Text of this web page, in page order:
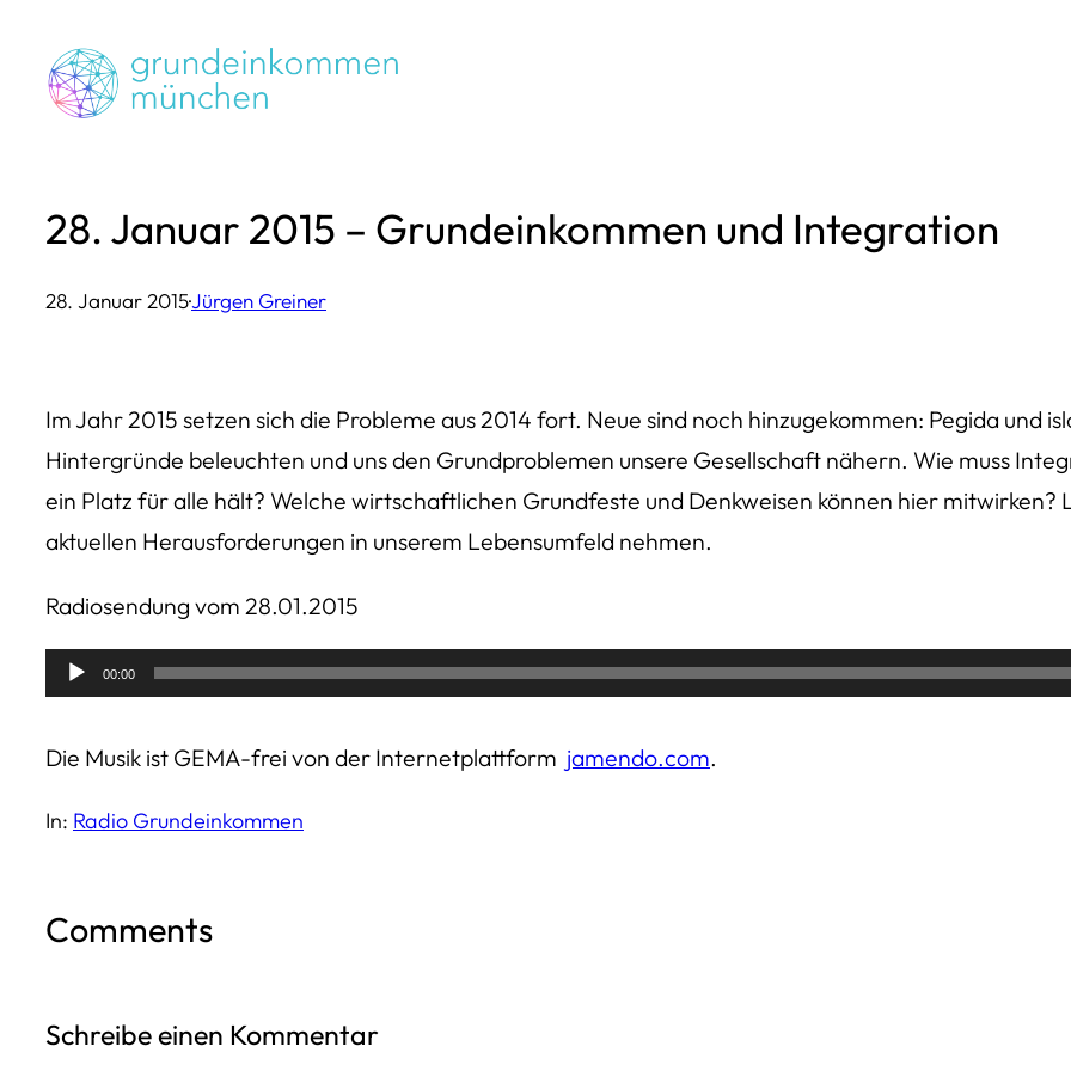
Inhalt
springen
28. Januar 2015 – Grundeinkommen und Integration
28. Januar 2015·Jürgen Greiner
Im Jahr 2015 setzen sich die Probleme aus 2014 fort. Neue sind noch hinzugekommen: Pegida und
Hintergründe beleuchten und uns den Grundproblemen unsere Gesellschaft nähern. Wie muss
ein Platz für alle hält? Welche wirtschaftlichen Grundfeste und Denkweisen können hier mitwirken?
aktuellen Herausforderungen in unserem Lebensumfeld nehmen.
Radiosendung vom 28.01.2015
Audio-00:00
Die Musik ist GEMA-frei von der Internetplattform jamendo.com.
In: Radio Grundeinkommen
Comments
Schreibe einen Kommentar